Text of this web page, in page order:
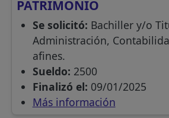
PATRIMONIO
Se solicitó: Bachiller y/o
Administración,
afines.
Sueldo: 2500
Finalizó el: 09/01/2025
Más información